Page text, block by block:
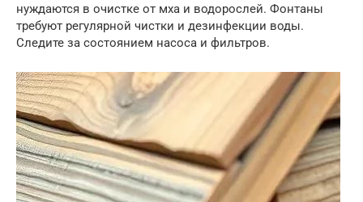
нуждаются в очистке от мха и водорослей. Фонтаны
требуют регулярной чистки и дезинфекции воды.
Следите за состоянием насоса и фильтров.